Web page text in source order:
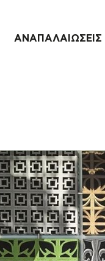
ΑΝΑΠΑΛΑΙΩΣΕΙΣ